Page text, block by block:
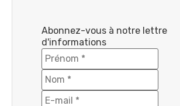
Abonnez-vous à notre lettre
d'informations